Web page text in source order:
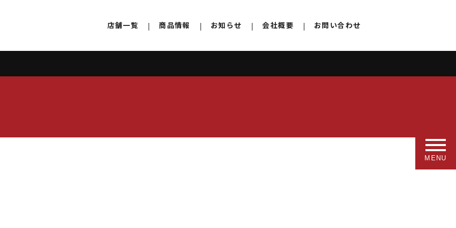
店舗一覧 商品情報 お知らせ 会社概要 お問い合わせ
toggle